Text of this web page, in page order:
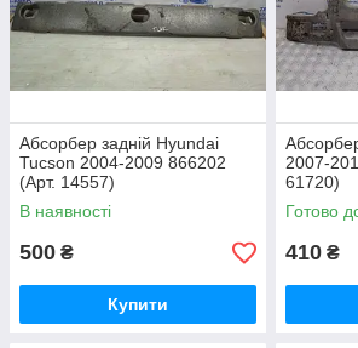
Абсорбер задній Hyundai
Tucson 2004-2009 866202
(Арт. 14557)
В наявності
500 ₴
Купити
2007-
61720)
Готово
410 ₴